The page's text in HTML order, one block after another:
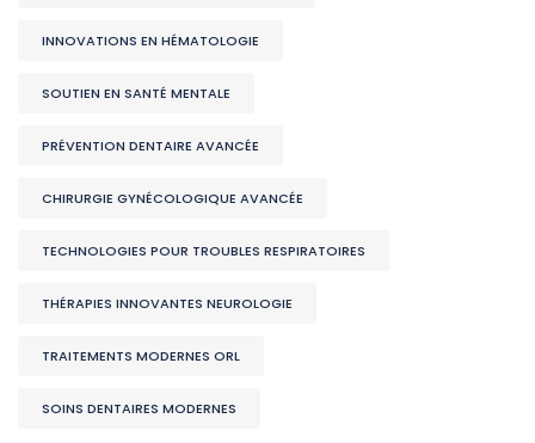
INNOVATIONS EN HÉMATOLOGIE
SOUTIEN EN SANTÉ MENTALE
PRÉVENTION DENTAIRE AVANCÉE
CHIRURGIE GYNÉCOLOGIQUE AVANCÉE
TECHNOLOGIES POUR TROUBLES RESPIRATOIRES
THÉRAPIES INNOVANTES NEUROLOGIE
TRAITEMENTS MODERNES ORL
SOINS DENTAIRES MODERNES